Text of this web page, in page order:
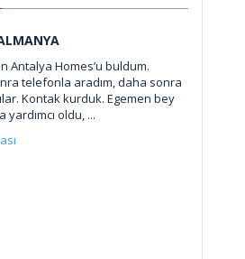
Antalya Homes’u buldum.
telefonla aradım, daha sonra
Kontak kurduk. Egemen bey
yardımcı oldu, ...